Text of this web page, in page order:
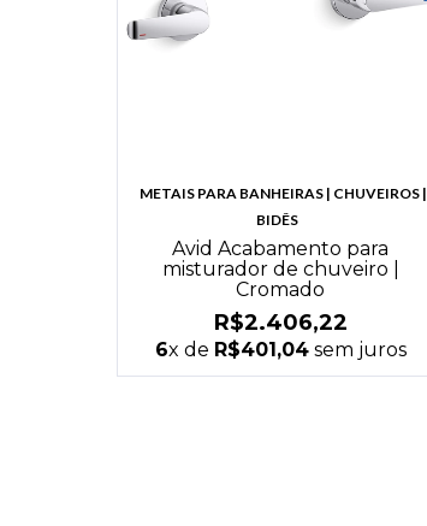
METAIS PARA BANHEIRAS | CHUVEIROS |
BIDÊS
Avid Acabamento para
misturador de chuveiro |
Cromado
R$2.406,22
6x de R$401,04sem juros